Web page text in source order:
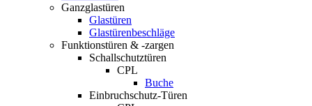
Ganzglastüren
Glastüren
Glastürenbeschläge
Funktionstüren & -zargen
Schallschutztüren
CPL
Buche
Einbruchschutz-Türen